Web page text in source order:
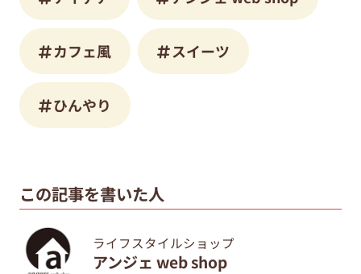
カフェ風 スイーツ
ひんやり
この記事を書いた人
ライフスタイルショップ
アンジェ web shop